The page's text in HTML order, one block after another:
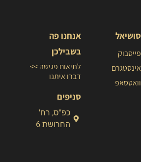
סושיאל
פייסבוק
אינסטגרם
וואטסאפ
אנחנו פה
בשבילכן
לתיאום פגישה >>
דברו איתנו
סניפים
כפ"ס, רח'
החרושת 6